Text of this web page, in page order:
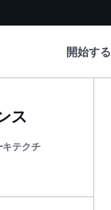
開始する
ス
キテクチ